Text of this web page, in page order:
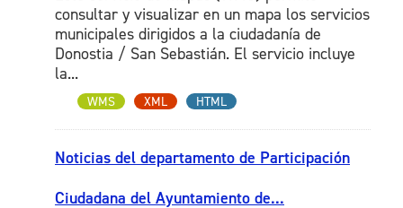
consultar y visualizar en un mapa los servicios
municipales dirigidos a la ciudadanía de
Donostia / San Sebastián. El servicio incluye
la...
WMS XML HTML
Noticias del departamento de Participación
Ciudadana del Ayuntamiento de...